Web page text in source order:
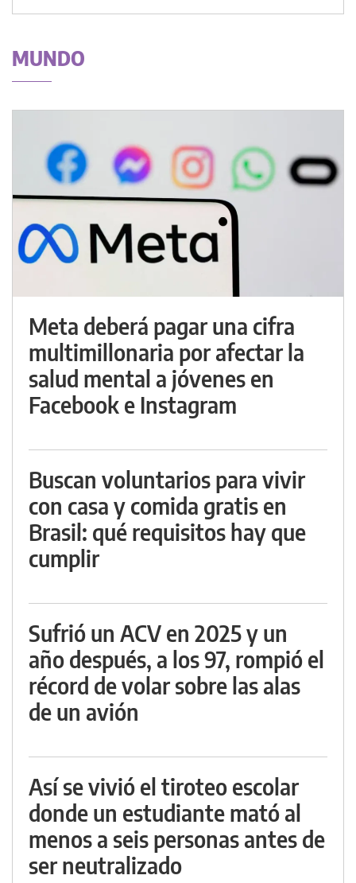
MUNDO
Meta deberá pagar una cifra
multimillonaria por afectar la
salud mental a jóvenes en
Facebook e Instagram
Buscan voluntarios para vivir
con casa y comida gratis en
Brasil: qué requisitos hay que
cumplir
Sufrió un ACV en 2025 y un
año después, a los 97, rompió el
récord de volar sobre las alas
de un avión
Así se vivió el tiroteo escolar
donde un estudiante mató al
menos a seis personas antes de
ser neutralizado